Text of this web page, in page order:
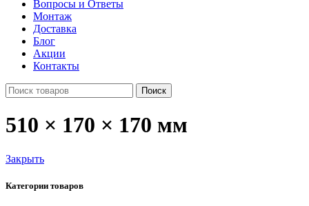
Вопросы и Ответы
Монтаж
Доставка
Блог
Акции
Контакты
Поиск
510 × 170 × 170 мм
Закрыть
Категории товаров